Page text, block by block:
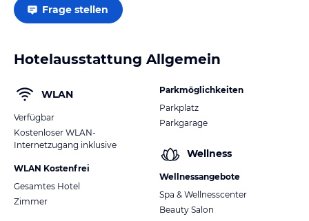
Frage stellen
Hotelausstattung Allgemein
WLAN
Verfügbar
Kostenloser WLAN-
Internetzugang inklusive
WLAN Kostenfrei
Gesamtes Hotel
Zimmer
Parkmöglichkeiten
Parkplatz
Parkgarage
Wellness
Wellnessangebote
Spa & Wellnesscenter
Beauty Salon